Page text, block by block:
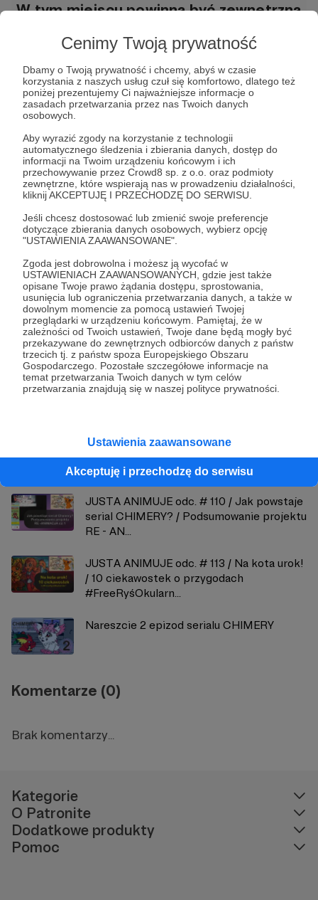
Cenimy Twoją prywatność
Dbamy o Twoją prywatność i chcemy, abyś w czasie
korzystania z naszych usług czuł się komfortowo, dlatego też
poniżej prezentujemy Ci najważniejsze informacje o
zasadach przetwarzania przez nas Twoich danych
osobowych.
Aby wyrazić zgody na korzystanie z technologii
automatycznego śledzenia i zbierania danych, dostęp do
informacji na Twoim urządzeniu końcowym i ich
przechowywanie przez Crowd8 sp. z o.o. oraz podmioty
zewnętrzne, które wspierają nas w prowadzeniu działalności,
kliknij AKCEPTUJĘ I PRZECHODZĘ DO SERWISU.
Jeśli chcesz dostosować lub zmienić swoje preferencje
dotyczące zbierania danych osobowych, wybierz opcję
"USTAWIENIA ZAAWANSOWANE".
Zgoda jest dobrowolna i możesz ją wycofać w
USTAWIENIACH ZAAWANSOWANYCH, gdzie jest także
opisane Twoje prawo żądania dostępu, sprostowania,
usunięcia lub ograniczenia przetwarzania danych, a także w
dowolnym momencie za pomocą ustawień Twojej
przeglądarki w urządzeniu końcowym. Pamiętaj, że w
zależności od Twoich ustawień, Twoje dane będą mogły być
przekazywane do zewnętrznych odbiorców danych z państw
trzecich tj. z państw spoza Europejskiego Obszaru
Gospodarczego. Pozostałe szczegółowe informacje na
temat przetwarzania Twoich danych w tym celów
przetwarzania znajdują się w naszej polityce prywatności.
Ustawienia zaawansowane
Akceptuję i przechodzę do serwisu
W tym miejscu powinna być zewnętrzna
Aby zobaczyć treść musisz zmienić ustawienia
polityki prywatności
animacje justaanimuje adobeanimate ciekawostki
Justyna Margielewska
Zobacz profil autora
Zobacz również
JUSTA ANIMUJE odc. # 110 / Jak powstaje
serial CHIMERY? / Podsumowanie projektu
RE - AN...
JUSTA ANIMUJE odc. # 113 / Na kota urok!
/ 10 ciekawostek o przygodach
#FreeRyśOkularn...
Nareszcie 2 epizod serialu CHIMERY
Komentarze (0)
Brak komentarzy...
Kategorie
O Patronite
Dodatkowe produkty
Pomoc